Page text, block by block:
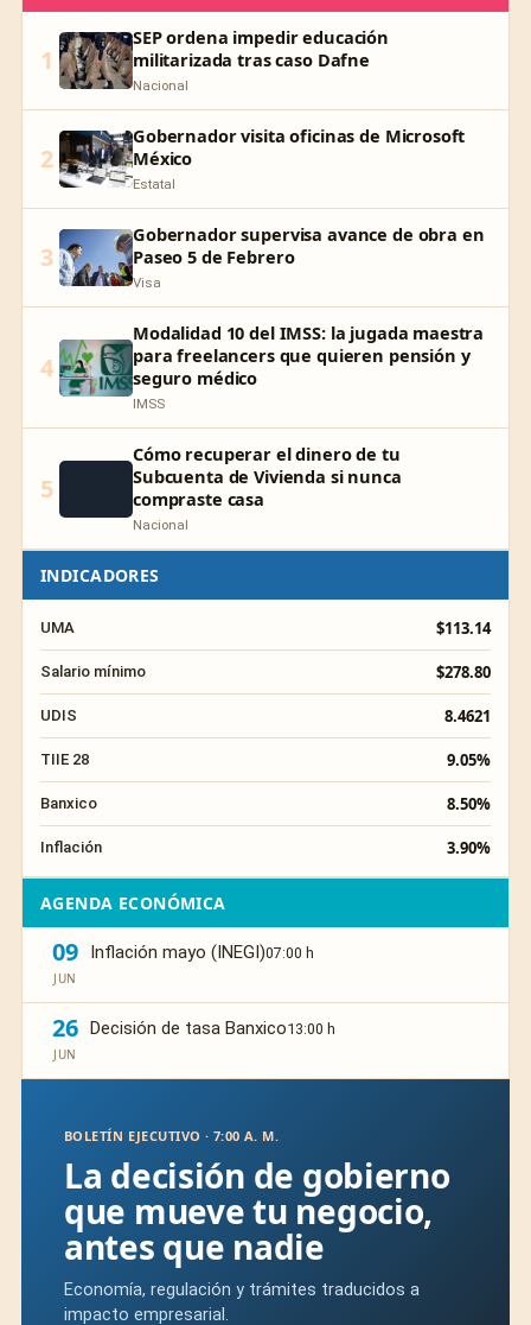
1
SEP ordena impedir educación
militarizada tras caso Dafne
Nacional
2
Gobernador visita oficinas de Microsoft
México
Estatal
3
Gobernador supervisa avance de obra en
Paseo 5 de Febrero
Visa
4
Modalidad 10 del IMSS: la jugada maestra
para freelancers que quieren pensión y
seguro médico
IMSS
5
Cómo recuperar el dinero de tu
Subcuenta de Vivienda si nunca
compraste casa
Nacional
INDICADORES
UMA $113.14
Salario mínimo $278.80
UDIS 8.4621
TIIE 28 9.05%
Banxico 8.50%
Inflación 3.90%
AGENDA ECONÓMICA
09
JUN
Inflación mayo (INEGI)07:00 h
26
JUN
Decisión de tasa Banxico13:00 h
BOLETÍN EJECUTIVO · 7:00 A. M.
La decisión de gobierno
que mueve tu negocio,
antes que nadie
Economía, regulación y trámites traducidos a
impacto empresarial.